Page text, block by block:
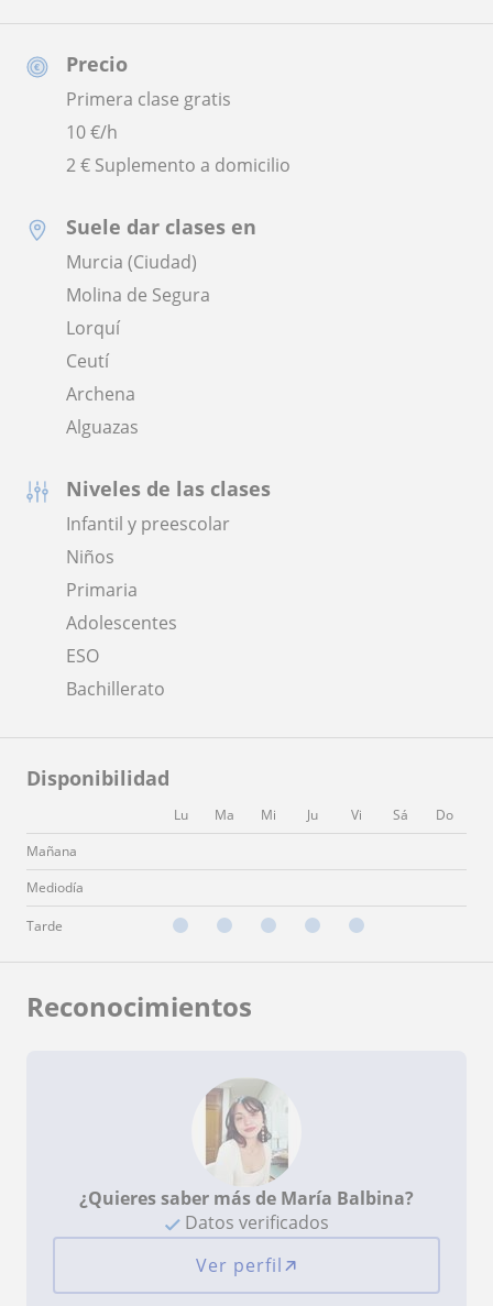
Precio
Primera clase gratis
10€/h
2 € Suplemento a domicilio
Suele dar clases en
Murcia (Ciudad)
Molina de Segura
Lorquí
Ceutí
Archena
Alguazas
Niveles de las clases
Infantil y preescolar
Niños
Primaria
Adolescentes
ESO
Bachillerato
Disponibilidad
Lu Ma Mi Ju Vi Sá
Do
Mañana
Mediodía
Tarde
Reconocimientos
¿Quieres saber más de María Balbina?
Datos verificados
Ver perfil